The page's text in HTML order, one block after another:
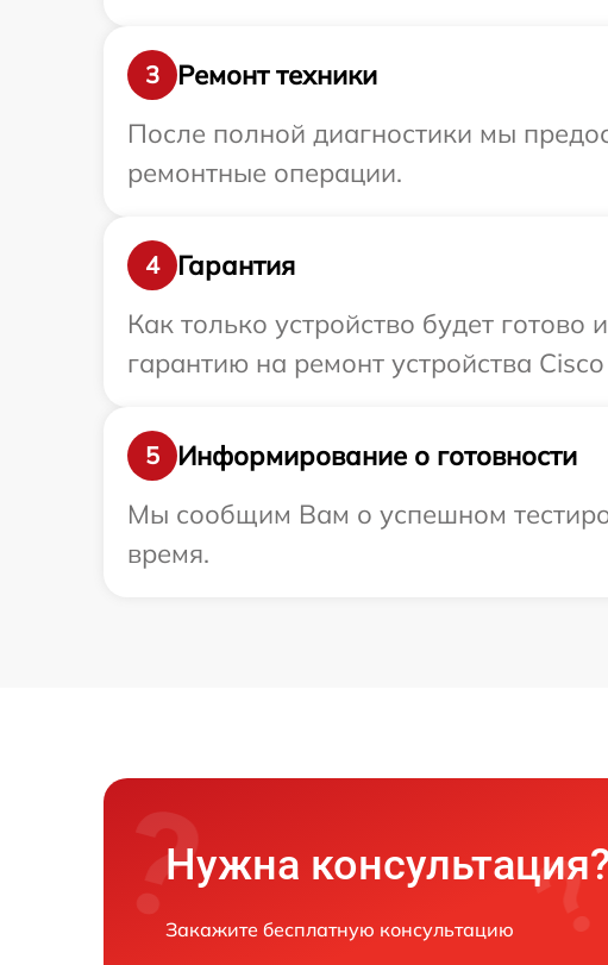
3
Ремонт техники
После полной диагностики мы
ремонтные операции.
4
Гарантия
Как только устройство будет
гарантию на ремонт устройства
5
Информирование о готовности
Мы сообщим Вам о успешном
время.
Нужна
Закажите бесплатную консультацию